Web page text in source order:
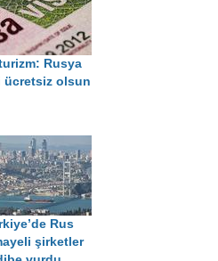
Rusya
ücretsiz olsun
Rus
şirketler